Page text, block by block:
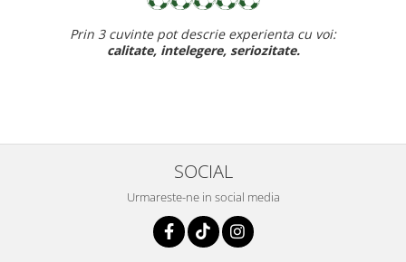
Recomand cu drag inedit sport pt rapiditate,
ff bun,
SOCIAL
Urmareste-ne in social media